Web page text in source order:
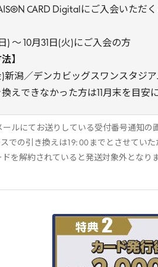
CARD Digitalにご入会いただ
) ～ 10月31日(火)にご入会の方
】
潟／デンカビッグスワンスタジ
できなかった方は11月末を目安に
ルにてお送りしている受付番号通知の
スでの引き換えは 19: 00 までとさせていた
を解約されていると発送対象外となりま